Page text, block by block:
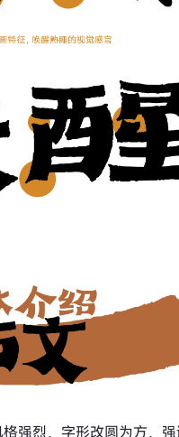
强烈，字形改圆为方，